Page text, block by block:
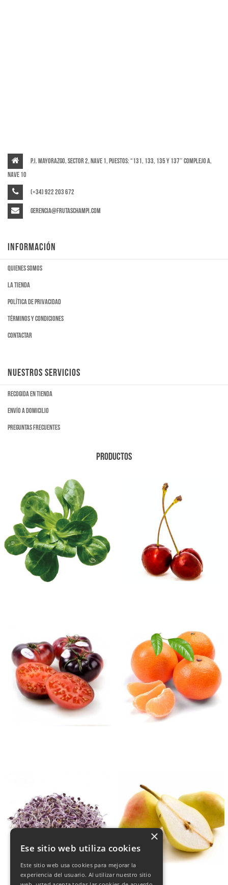
P.I. Mayorazgo, Sector 2, Nave 1, puestos: “131, 133, 135 y 137″ Complejo A,
Nave 10
(+34) 922 203 672
gerencia@frutaschampi.com
INFORMACIÓN
Quienes somos
La tienda
Política de privacidad
Términos y condiciones
Contactar
NUESTROS SERVICIOS
Recogida en tienda
Envío a domicilio
Preguntas frecuentes
PRODUCTOS
×
Ese sitio web utiliza cookies
Este sitio web usa cookies para mejorar la
experiencia del usuario. Al utilizar nuestro sitio